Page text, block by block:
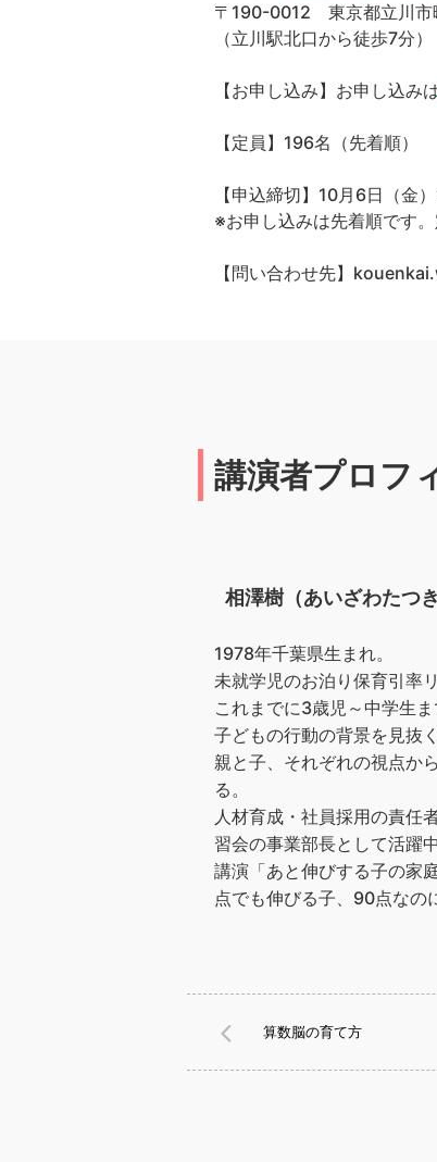
〒190-0012 東京都立川市
（立川駅北口から徒歩7分）
【お申し込み】お申し込み
【定員】196名（先着順）
【申込締切】10月6日（金
※お申し込みは先着順です
【問い合わせ先】
講演者プロフ
相澤樹（あいざわたつき
1978年千葉県生まれ。
未就学児のお泊り保育引率
これまでに3歳児～中学生
子どもの行動の背景を見抜
親と子、それぞれの視点か
る。
人材育成・社員採用の責任
習会の事業部長として活躍中
講演「あと伸びする子の家
点でも伸びる子、90点なの
算数脳の育て方